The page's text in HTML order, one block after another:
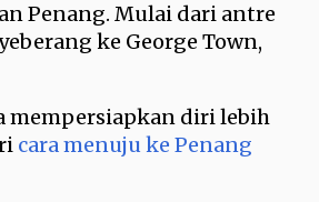
Penang. Mulai dari antre
ke George Town,
mempersiapkan diri lebih
cara menuju ke Penang